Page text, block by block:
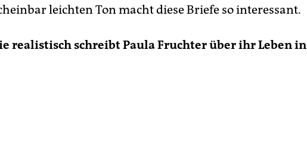
leichten Ton macht diese Briefe so interessant.
realistisch schreibt Paula Fruchter über ihr Leben in